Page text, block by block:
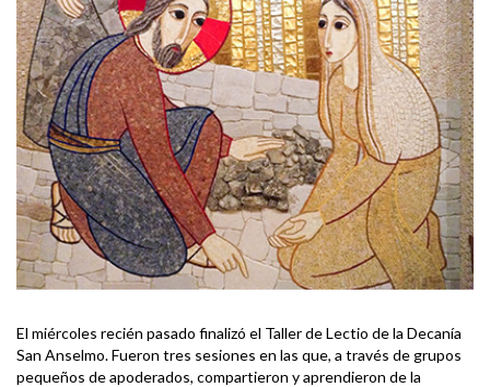
El miércoles recién pasado finalizó el Taller de Lectio de la Decanía
San Anselmo. Fueron tres sesiones en las que, a través de grupos
pequeños de apoderados, compartieron y aprendieron de la